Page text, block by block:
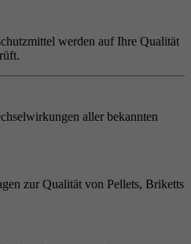
werden auf Ihre Qualität
aller bekannten
zur Qualität von Pellets, Briketts